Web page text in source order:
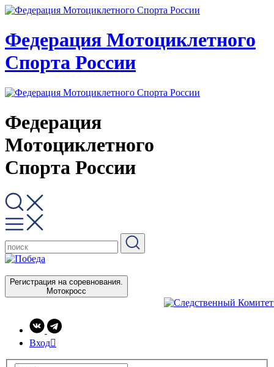
Федерация Мотоциклетного
Спорта России
Федерация
Мотоциклетного
Спорта России
Регистрация на соревнования.
Мотокросс
Вход